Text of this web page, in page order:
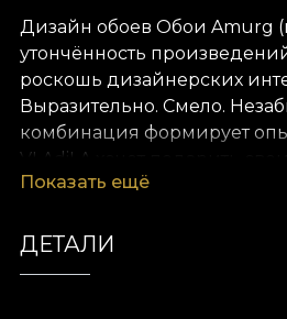
Дизайн обоев Обои Amurg
утончённость
роскошь дизайнерских
Выразительно. Смело.
комбинация формирует
VLAdiLA хочет подарить
переосмысливаем комфорт
созданных вручную
Показать ещё
ДЕТАЛИ